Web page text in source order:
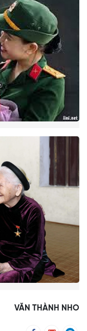
VĂN THÀNH NHO